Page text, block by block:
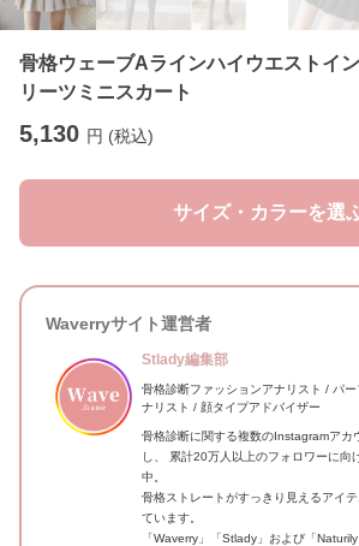
骨格ウェーブAラインハイウエストイ
リーツミニスカート
5,130 円 (税込)
サイズ・カラーを選
Waverryサイト運営者
Stlady編集部
骨格診断ファッションアナリスト / パ
ナリスト / 顔タイプアドバイザー
骨格診断に関する複数のInstagramアカ
し、 累計20万人以上のフォロワーに向
中。
骨格ストレートがすっきり見えるアイテ
ています。
「Waverry」「Stlady」および「